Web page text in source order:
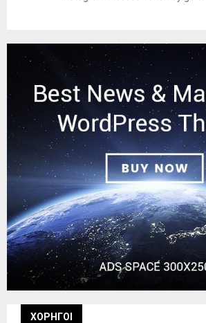
ΧΟΡΗΓΟΙ